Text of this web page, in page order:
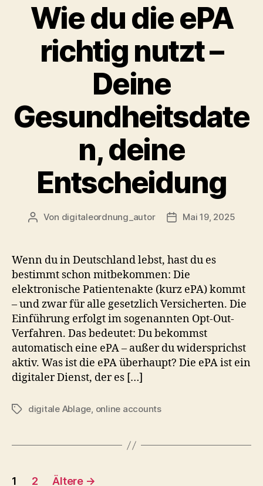
Wie du die ePA
richtig nutzt –
Deine
Gesundheitsdate
n, deine
Entscheidung
Beitragsautor
Von digitaleordnung_autor Mai 19, 2025
Wenn du in Deutschland lebst, hast du es
bestimmt schon mitbekommen: Die
elektronische Patientenakte (kurz ePA) kommt
– und zwar für alle gesetzlich Versicherten. Die
Einführung erfolgt im sogenannten Opt-Out-
Verfahren. Das bedeutet: Du bekommst
automatisch eine ePA – außer du widersprichst
aktiv. Was ist die ePA überhaupt? Die ePA ist ein
digitaler Dienst, der es […]
Schlagwörter
digitale Ablage, online accounts
Seitennummerierung
1 2 Ältere →